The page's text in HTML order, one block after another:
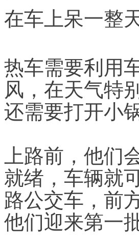
在车上呆一整天
热车需要利用
风，在天气特
还需要打开小
上路前，他们
就绪，车辆就
路公交车，前
他们迎来第一